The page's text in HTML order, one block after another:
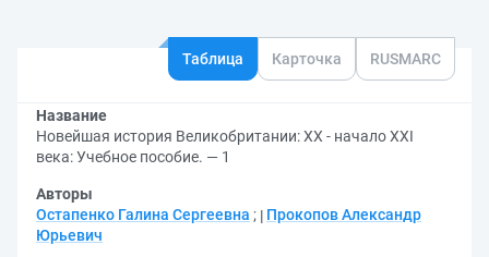
Таблица Карточка RUSMARC
Название
Новейшая история Великобритании: XX - начало XXI
века: Учебное пособие. — 1
Авторы
Остапенко Галина Сергеевна ;
Прокопов Александр
Юрьевич